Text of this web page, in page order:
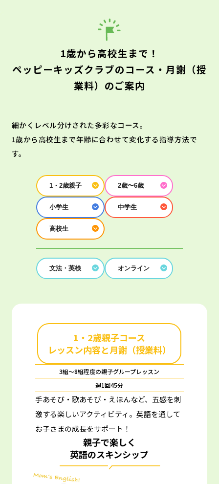
1歳から高校生まで！
ペッピーキッズクラブのコース・月謝（授
業料）のご案内
細かくレベル分けされた多彩なコース。
1歳から高校生まで年齢に合わせて変化する指導方法で
す。
1・2歳親子 2歳〜6歳
小学生 中学生
高校生
文法・英検 オンライン
1・2歳親子コース
レッスン内容と月謝（授業料）
3組～8組程度の親子グループレッスン
週1回45分
手あそび・歌あそび・えほんなど、五感を刺
激する楽しいアクティビティ。 英語を通して
お子さまの成長をサポート！
親子で楽しく
英語のスキンシップ